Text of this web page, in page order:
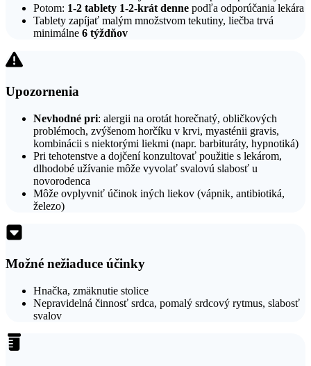
Potom: 1-2 tablety 1-2-krát denne podľa odporúčania lekára
Tablety zapíjať malým množstvom tekutiny, liečba trvá
minimálne 6 týždňov
Upozornenia
Nevhodné pri: alergii na orotát horečnatý, obličkových
problémoch, zvýšenom horčíku v krvi, myasténii gravis,
kombinácii s niektorými liekmi (napr. barbituráty, hypnotiká)
Pri tehotenstve a dojčení konzultovať použitie s lekárom,
dlhodobé užívanie môže vyvolať svalovú slabosť u
novorodenca
Môže ovplyvniť účinok iných liekov (vápnik, antibiotiká,
železo)
Možné nežiaduce účinky
Hnačka, zmäknutie stolice
Nepravidelná činnosť srdca, pomalý srdcový rytmus, slabosť
svalov